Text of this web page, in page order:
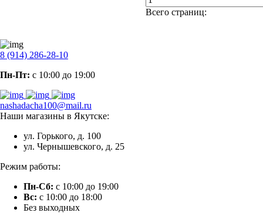
Всего страниц:
8 (914) 286-28-10
Пн-Пт: с 10:00 до 19:00
nashadacha100@mail.ru
Наши магазины в Якутске:
ул. Горького, д. 100
ул. Чернышевского, д. 25
Режим работы:
Пн-Сб: с 10:00 до 19:00
Вс: с 10:00 до 18:00
Без выходных